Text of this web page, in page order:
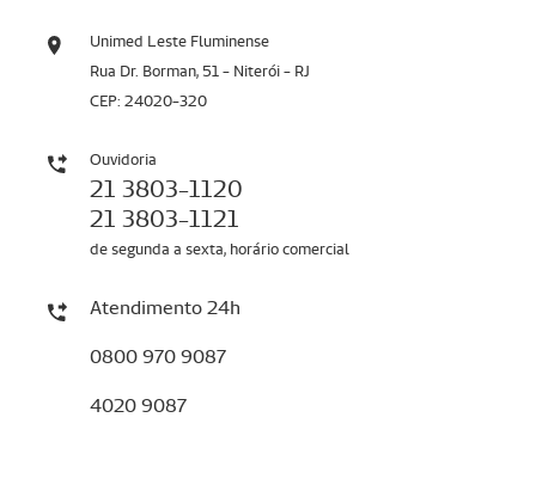
Unimed Leste Fluminense
Rua Dr. Borman, 51 - Niterói - RJ
CEP: 24020-320
Ouvidoria
21 3803-1120
21 3803-1121
de segunda a sexta, horário comercial
Atendimento 24h
0800 970 9087
4020 9087